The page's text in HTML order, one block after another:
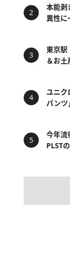
本能
異性
東京
＆お
ユニ
パンツ
今年流
PLST